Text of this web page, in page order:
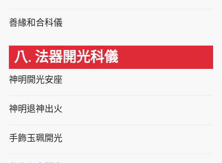
善緣和合科儀
八. 法器開光科儀
神明開光安座
神明退神出火
手飾玉珮開光